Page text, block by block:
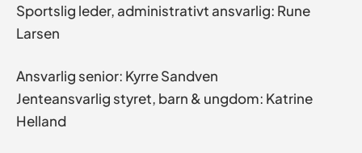
Sportslig leder, administrativt ansvarlig: Rune
Larsen
Ansvarlig senior: Kyrre Sandven
Jenteansvarlig styret, barn & ungdom: Katrine
Helland